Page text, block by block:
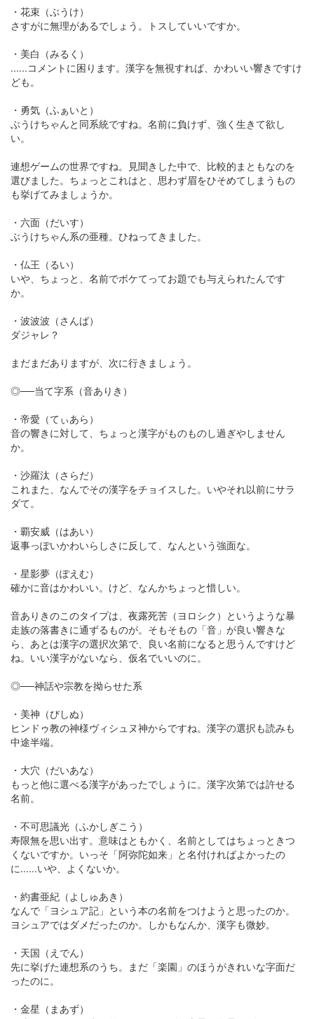
・花束（ぶうけ）
さすがに無理があるでしょう。トスしていいですか。
・美白（みるく）
......コメントに困ります。漢字を無視すれば、かわいい響きですけ
ども。
・勇気（ふぁいと）
ぶうけちゃんと同系統ですね。名前に負けず、強く生きて欲し
い。
連想ゲームの世界ですね。見聞きした中で、比較的まともなのを
選びました。ちょっとこれはと、思わず眉をひそめてしまうもの
も挙げてみましょうか。
・六面（だいす）
ぶうけちゃん系の亜種。ひねってきました。
・仏王（るい）
いや、ちょっと、名前でボケてってお題でも与えられたんです
か。
・波波波（さんば）
ダジャレ？
まだまだありますが、次に行きましょう。
◎──当て字系（音ありき）
・帝愛（てぃあら）
音の響きに対して、ちょっと漢字がものものし過ぎやしません
か。
・沙羅汰（さらだ）
これまた、なんでその漢字をチョイスした。いやそれ以前にサラ
ダて。
・覇安威（はあい）
返事っぽいかわいらしさに反して、なんという強面な。
・星影夢（ぽえむ）
確かに音はかわいい。けど、なんかちょっと惜しい。
音ありきのこのタイプは、夜露死苦（ヨロシク）というような暴
走族の落書きに通ずるものが。そもそもの「音」が良い響きな
ら、あとは漢字の選択次第で、良い名前になると思うんですけど
ね。いい漢字がないなら、仮名でいいのに。
◎──神話や宗教を拗らせた系
・美神（びしぬ）
ヒンドゥ教の神様ヴィシュヌ神からですね。漢字の選択も読みも
中途半端。
・大穴（だいあな）
もっと他に選べる漢字があったでしょうに。漢字次第では許せる
名前。
・不可思議光（ふかしぎこう）
寿限無を思い出す。意味はともかく、名前としてはちょっときつ
くないですか。いっそ「阿弥陀如来」と名付ければよかったの
に......いや、よくないか。
・約書亜紀（よしゅあき）
なんで「ヨシュア記」という本の名前をつけようと思ったのか。
ヨシュアではダメだったのか。しかもなんか、漢字も微妙。
・天国（えでん）
先に挙げた連想系のうち。まだ「楽園」のほうがきれいな字面だ
ったのに。
・金星（まあず）